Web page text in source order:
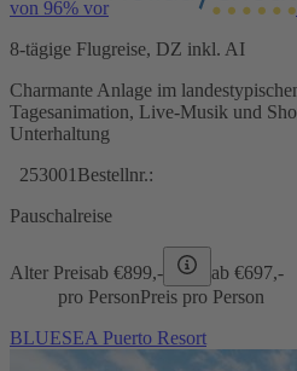
von 96% vor
8-tägige Flugreise, DZ inkl. AI
Charmante Anlage im
Tagesanimation, Live-Musik und
Unterhaltung
253001 Bestellnr.:
Pauschalreise
Alter Preisab €899,- ab €697,-
pro PersonPreis pro Person
BLUESEA Puerto Resort